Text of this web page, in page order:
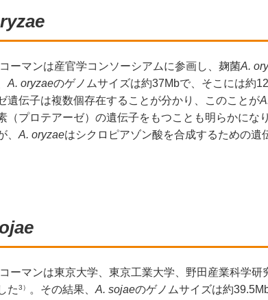
ーマンは産官学コンソーシアムに参画し、麹菌A.
A. oryzaeのゲノムサイズは約37Mbで、そこには約
遺伝子は複数個存在することが分かり、このことが
（プロテアーゼ）の遺伝子をもつことも明らかに
、 A. oryzaeはシクロピアゾン酸を合成するための
ーマンは東京大学、東京工業大学、野田産業科学研
た3） 。その結果、A. sojaeのゲノムサイズは約